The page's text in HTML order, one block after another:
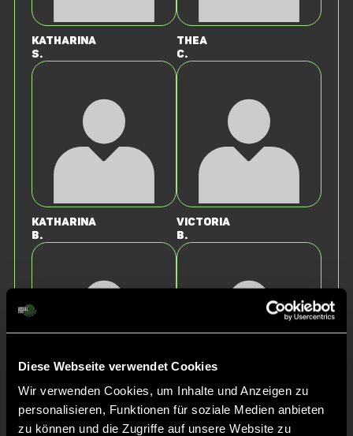
Diese Webseite verwendet Cookies
Wir verwenden Cookies, um Inhalte und Anzeigen zu
personalisieren, Funktionen für soziale Medien anbieten
zu können und die Zugriffe auf unsere Website zu
Katharina
S.
Thea
C.
Katharina
B.
Victoria
B.
Alexandra
M.
Mila
K.